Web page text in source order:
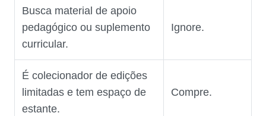
Busca material de apoio
pedagógico ou suplemento
curricular.
Ignore.
É colecionador de edições
limitadas e tem espaço de
estante.
Compre.